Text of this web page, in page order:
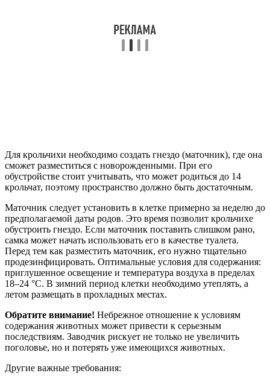
Для крольчихи необходимо создать гнездо (маточник), где она
сможет разместиться с новорожденными. При его
обустройстве стоит учитывать, что может родиться до 14
крольчат, поэтому пространство должно быть достаточным.
Маточник следует установить в клетке примерно за неделю до
предполагаемой даты родов. Это время позволит крольчихе
обустроить гнездо. Если маточник поставить слишком рано,
самка может начать использовать его в качестве туалета.
Перед тем как разместить маточник, его нужно тщательно
продезинфицировать. Оптимальные условия для содержания:
приглушенное освещение и температура воздуха в пределах
18–24 °C. В зимний период клетки необходимо утеплять, а
летом размещать в прохладных местах.
Обратите внимание! Небрежное отношение к условиям
содержания животных может привести к серьезным
последствиям. Заводчик рискует не только не увеличить
поголовье, но и потерять уже имеющихся животных.
Другие важные требования: